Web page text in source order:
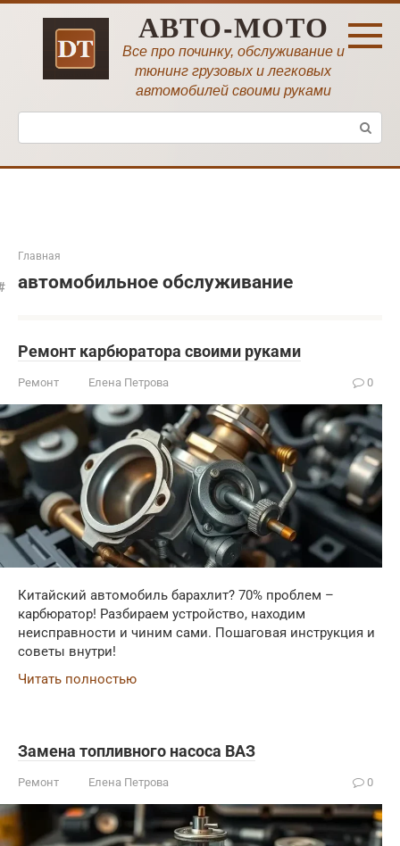
Перейти
АВТО-МОТО
Все про починку, обслуживание и
тюнинг грузовых и легковых
автомобилей своими руками
Поиск:
Главная
автомобильное обслуживание
Ремонт карбюратора своими руками
Ремонт Елена Петрова 0
Китайский автомобиль барахлит? 70% проблем –
карбюратор! Разбираем устройство, находим
неисправности и чиним сами. Пошаговая инструкция и
советы внутри!
Читать полностью
Замена топливного насоса ВАЗ
Ремонт Елена Петрова 0